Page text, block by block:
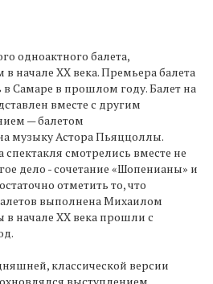
одноактного балета,
начале ХХ века. Премьера балета
в Самаре в прошлом году. Балет на
вместе с другим
— балетом
музыку Астора Пьяццоллы.
смотрелись вместе не
дело - сочетание «Шопенианы» и
отметить то, что
выполнена Михаилом
начале ХХ века прошли с
классической версии